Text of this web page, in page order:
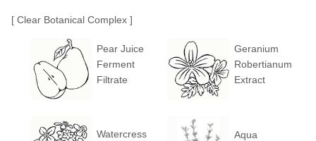
[ Clear Botanical Complex ]
Pear Juice
Ferment
Filtrate
Geranium
Robertianum
Extract
Watercress
Aqua